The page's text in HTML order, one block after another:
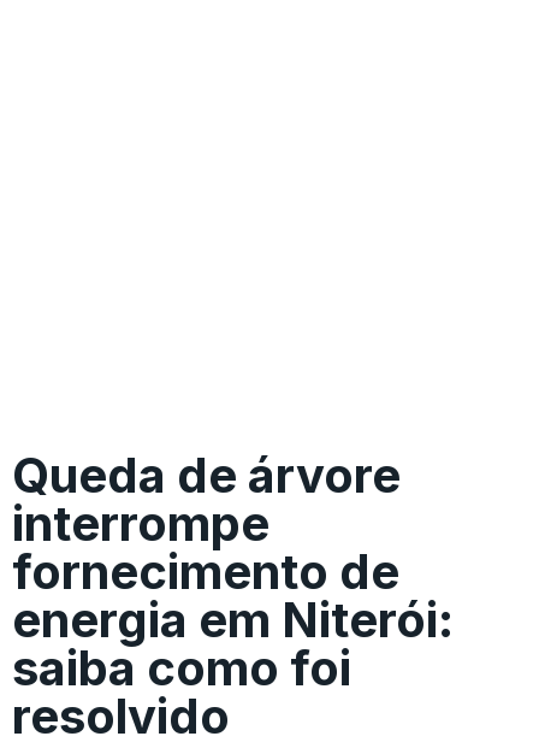
Queda de árvore
interrompe
fornecimento de
energia em Niterói:
saiba como foi
resolvido